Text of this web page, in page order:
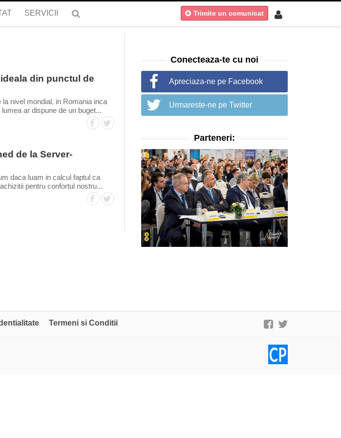
SERVICII Trimite un comunicat
din punctul de
nivel mondial, in Romania inca
ar dispune de un buget...
de la Server-
daca luam in calcul faptul ca
pentru confortul nostru...
Conecteaza-te cu noi
Apreciaza-ne pe Facebook
Urmareste-ne pe Twitter
Parteneri:
Termeni si Conditii